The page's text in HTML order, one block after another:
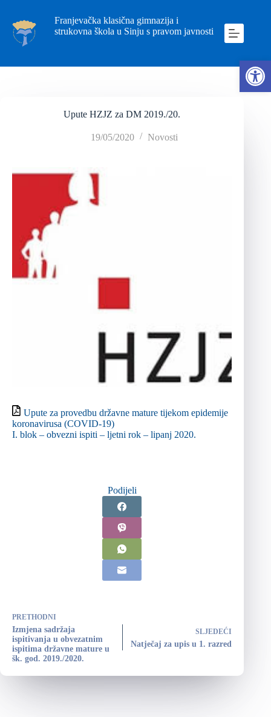
Franjevačka klasična gimnazija i
strukovna škola u Sinju s pravom javnosti
Upute HZJZ za DM 2019./20.
19/05/2020 Novosti
Upute za provedbu državne mature tijekom epidemije
koronavirusa (COVID-19)
I. blok – obvezni ispiti – ljetni rok – lipanj 2020.
Podijeli
PRETHODNI
Izmjena sadržaja
ispitivanja u obvezatnim
ispitima državne mature u
šk. god. 2019./2020.
SLJEDEĆI
Natječaj za upis u 1. razred